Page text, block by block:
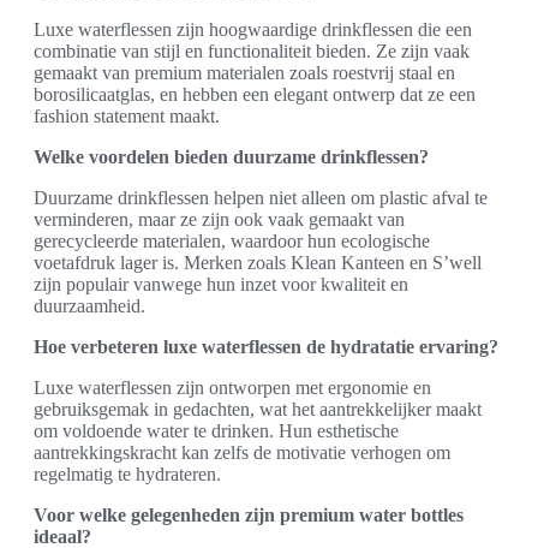
Luxe waterflessen zijn hoogwaardige drinkflessen die een
combinatie van stijl en functionaliteit bieden. Ze zijn vaak
gemaakt van premium materialen zoals roestvrij staal en
borosilicaatglas, en hebben een elegant ontwerp dat ze een
fashion statement maakt.
Welke voordelen bieden duurzame drinkflessen?
Duurzame drinkflessen helpen niet alleen om plastic afval te
verminderen, maar ze zijn ook vaak gemaakt van
gerecycleerde materialen, waardoor hun ecologische
voetafdruk lager is. Merken zoals Klean Kanteen en S’well
zijn populair vanwege hun inzet voor kwaliteit en
duurzaamheid.
Hoe verbeteren luxe waterflessen de hydratatie ervaring?
Luxe waterflessen zijn ontworpen met ergonomie en
gebruiksgemak in gedachten, wat het aantrekkelijker maakt
om voldoende water te drinken. Hun esthetische
aantrekkingskracht kan zelfs de motivatie verhogen om
regelmatig te hydrateren.
Voor welke gelegenheden zijn premium water bottles
ideaal?